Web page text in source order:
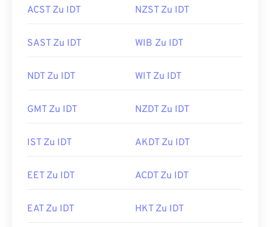
ACST Zu IDT NZST Zu IDT
SAST Zu IDT WIB Zu IDT
NDT Zu IDT WIT Zu IDT
GMT Zu IDT NZDT Zu IDT
IST Zu IDT AKDT Zu IDT
EET Zu IDT ACDT Zu IDT
EAT Zu IDT HKT Zu IDT